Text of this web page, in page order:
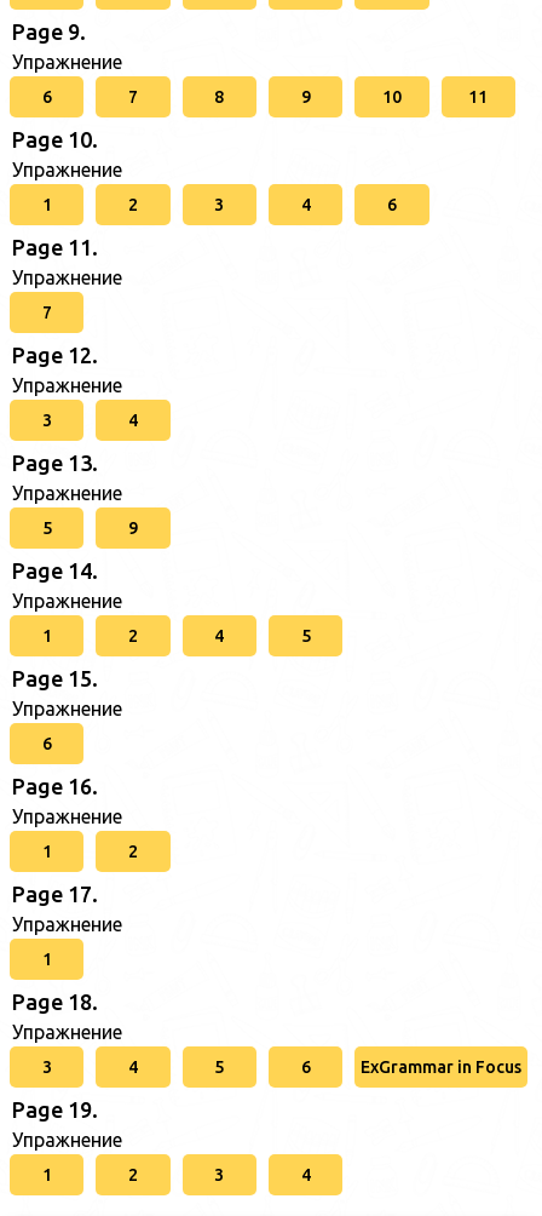
Page 9.
Упражнение
6 7 8 9 10 11
Page 10.
Упражнение
1 2 3 4 6
Page 11.
Упражнение
7
Page 12.
Упражнение
3 4
Page 13.
Упражнение
5 9
Page 14.
Упражнение
1 2 4 5
Page 15.
Упражнение
6
Page 16.
Упражнение
1 2
Page 17.
Упражнение
1
Page 18.
Упражнение
3 4 5 6 ExGrammar in Focus
Page 19.
Упражнение
1 2 3 4